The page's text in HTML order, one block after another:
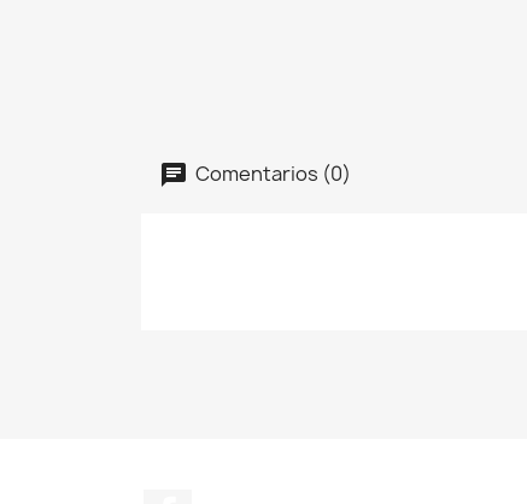
Comentarios (0)